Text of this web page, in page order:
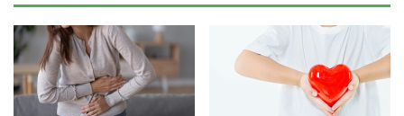
Hareketsizlik arttıkça kilo alımı artıyor, kilo aldıkça hareket
etme isteği de zamanla azalıyor. Bu kısır döngünün
sağlığımızı ciddi anlamda tehdit etmeye başladığını
vurgulayan Kalp ve Damar Cerrahisi Uzmanı Doç. Dr. Macit
Bitargil “Hareketsizlik ve kontrolsüz kilo alımı damar